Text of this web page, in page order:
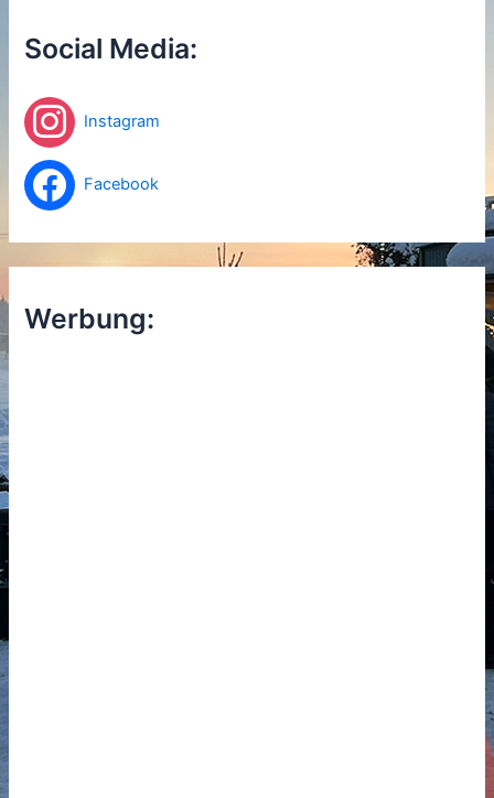
n
a
h
:
Social Media:
Instagram
Facebook
Werbung: